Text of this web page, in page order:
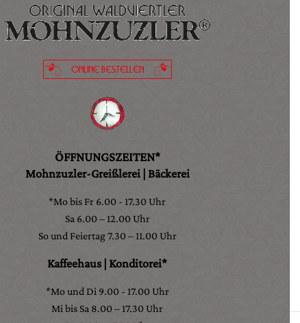
ONLINE BESTELLEN
ÖFFNUNGSZEITEN*
Mohnzuzler-Greißlerei | Bäckerei
*Mo bis Fr 6.00 - 17.30 Uhr
Sa 6.00 – 12.00 Uhr
So und Feiertag 7.30 – 11.00 Uhr
Kaffeehaus | Konditorei*
*Mo und Di 9.00 - 17.00 Uhr
Mi bis Sa 8.00 – 17.30 Uhr